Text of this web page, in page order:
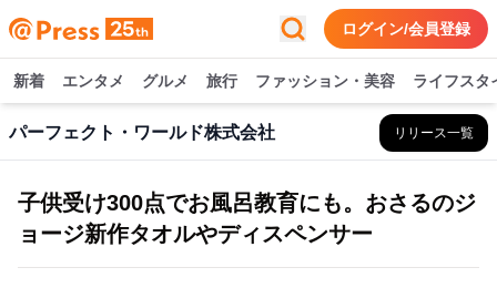
ログイン/会員登録
新着 エンタメ グルメ 旅行 ファッション・美容 ライフスタ
パーフェクト・ワールド株式会社 リリース一覧
子供受け300点でお風呂教育にも。おさるのジ
ョージ新作タオルやディスペンサー